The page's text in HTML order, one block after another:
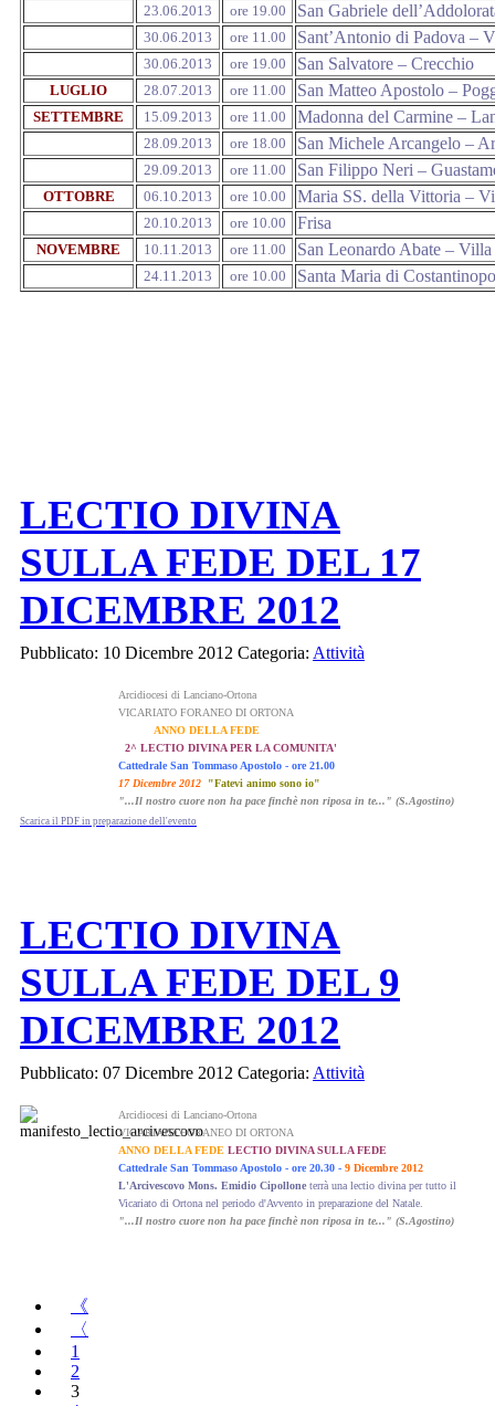
23.06.2013 ore 19.00 San Gabriele
30.06.2013 ore 11.00 Sant’Antonio di Padova –
30.06.2013 ore 19.00 San Salvatore – Crecchio
LUGLIO 28.07.2013 ore 11.00 San Matteo Apostolo –
SETTEMBRE 15.09.2013 ore 11.00 Madonna del Carmine –
28.09.2013 ore 18.00 San Michele Arcangelo –
29.09.2013 ore 11.00 San Filippo Neri –
OTTOBRE 06.10.2013 ore 10.00 Maria SS. della Vittoria –
20.10.2013 ore 10.00 Frisa
NOVEMBRE 10.11.2013 ore 11.00 San Leonardo Abate –
24.11.2013 ore 10.00 Santa Maria di
LECTIO DIVINA
SULLA FEDE DEL 17
DICEMBRE 2012
Pubblicato: 10 Dicembre 2012 Categoria: Attività
Arcidiocesi di Lanciano-Ortona
VICARIATO FORANEO DI ORTONA
ANNO DELLA FEDE
2^ LECTIO DIVINA PER LA COMUNITA'
Cattedrale San Tommaso Apostolo - ore 21.00
17 Dicembre 2012
"Fatevi animo sono io"
"...Il nostro cuore non ha pace finchè non riposa in te..." (S.Agostino)
Scarica il PDF in preparazione dell'evento
LECTIO DIVINA
SULLA FEDE DEL 9
DICEMBRE 2012
Pubblicato: 07 Dicembre 2012 Categoria: Attività
Arcidiocesi di Lanciano-Ortona
VICARIATO FORANEO DI ORTONA
ANNO DELLA FEDE LECTIO DIVINA SULLA FEDE
Cattedrale San Tommaso Apostolo - ore 20.30 - 9 Dicembre 2012
L'Arcivescovo Mons. Emidio Cipollone terrà una lectio divina per tutto il
Vicariato di Ortona nel periodo d'Avvento in preparazione del Natale.
"...Il nostro cuore non ha pace finchè non riposa in te..." (S.Agostino)
《
〈
1
2
3